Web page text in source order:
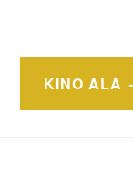
KINO ALA